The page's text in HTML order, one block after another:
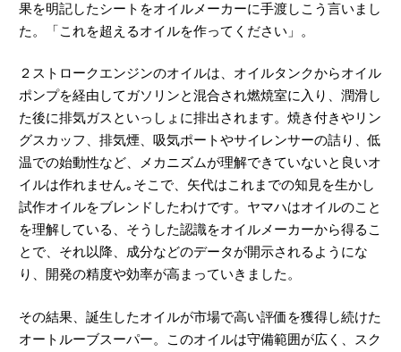
果を明記したシートをオイルメーカーに手渡しこう言いまし
た。「これを超えるオイルを作ってください」。
２ストロークエンジンのオイルは、オイルタンクからオイル
ポンプを経由してガソリンと混合され燃焼室に入り、潤滑し
た後に排気ガスといっしょに排出されます。焼き付きやリン
グスカッフ、排気煙、吸気ポートやサイレンサーの詰り、低
温での始動性など、メカニズムが理解できていないと良いオ
イルは作れません｡そこで、矢代はこれまでの知見を生かし
試作オイルをブレンドしたわけです。ヤマハはオイルのこと
を理解している、そうした認識をオイルメーカーから得るこ
とで、それ以降、成分などのデータが開示されるようにな
り、開発の精度や効率が高まっていきました。
その結果、誕生したオイルが市場で高い評価を獲得し続けた
オートルーブスーパー。このオイルは守備範囲が広く、スク